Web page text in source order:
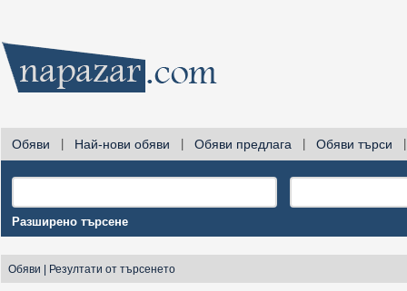
Обяви Най-нови обяви Обяви предлага Обяви търси
Разширено търсене
Обяви Резултати от търсенето